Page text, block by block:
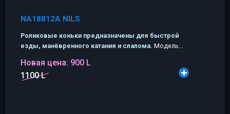
NA18812A NILS
Роликовые коньки предназначены для быстрой
езды, манёвренного катания и слалома. Модель...
Новая цена: 900 L
1100 L